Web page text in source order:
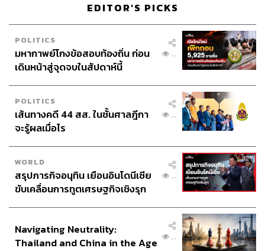
EDITOR'S PICKS
POLITICS
มหากาพย์โกงข้อสอบท้องถิ่น ก่อน
เดินหน้าสู่จุดจบในสัปดาห์นี้
...
POLITICS
เส้นทางคดี 44 สส. ในชั้นศาลฎีกา
จะรู้ผลเมื่อไร
...
WORLD
สรุปภารกิจอนุทิน เยือนอินโดนีเซีย
ขับเคลื่อนการทูตเศรษฐกิจเชิงรุก
...
Navigating Neutrality:
Thailand and China in the Age
...